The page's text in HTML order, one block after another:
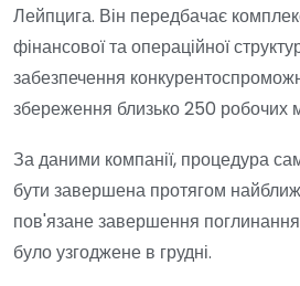
Лейпцига. Він передбачає
фінансової та операційної
забезпечення
збереження близько 250 робочих
За даними компанії, процедура
бути завершена протягом
пов'язане завершення
було узгоджене в грудні.